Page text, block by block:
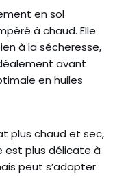
en sol
à chaud. Elle
à la sécheresse,
avant
en huiles
plus chaud et sec,
est plus délicate à
peut s’adapter